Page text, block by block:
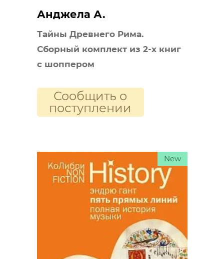
Анджела А.
Тайны Древнего Рима.
Сборный комплект из 2-х книг
с шоппером
Сообщить о
поступлении
New